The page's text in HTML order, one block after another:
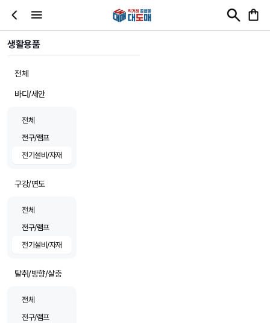
생활용품
전체
바디/세안
전체
전구/램프
전기설비/자재
구강/면도
전체
전구/램프
전기설비/자재
탈취/방향/살충
전체
전구/램프